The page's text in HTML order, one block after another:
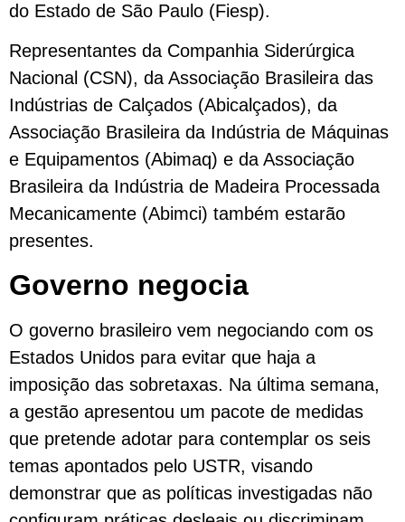
do Estado de São Paulo (Fiesp).
Representantes da Companhia Siderúrgica
Nacional (CSN), da Associação Brasileira das
Indústrias de Calçados (Abicalçados), da
Associação Brasileira da Indústria de Máquinas
e Equipamentos (Abimaq) e da Associação
Brasileira da Indústria de Madeira Processada
Mecanicamente (Abimci) também estarão
presentes.
Governo negocia
O governo brasileiro vem negociando com os
Estados Unidos para evitar que haja a
imposição das sobretaxas. Na última semana,
a gestão apresentou um pacote de medidas
que pretende adotar para contemplar os seis
temas apontados pelo USTR, visando
demonstrar que as políticas investigadas não